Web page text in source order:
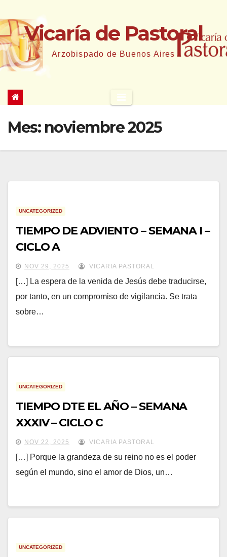
al
contenidoVicaría de Pastoral
Arzobispado de Buenos Aires
Mes: noviembre 2025
UNCATEGORIZED
TIEMPO DE ADVIENTO – SEMANA I –
CICLO A
NOV 29, 2025 VICARIA PASTORAL
[…] La espera de la venida de Jesús debe traducirse,
por tanto, en un compromiso de vigilancia. Se trata
sobre…
UNCATEGORIZED
TIEMPO DTE EL AÑO – SEMANA
XXXIV – CICLO C
NOV 22, 2025 VICARIA PASTORAL
[…] Porque la grandeza de su reino no es el poder
según el mundo, sino el amor de Dios, un…
UNCATEGORIZED